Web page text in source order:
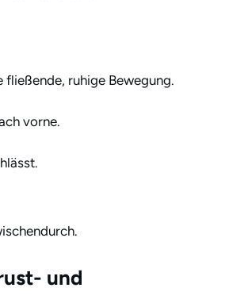
fließende, ruhige Bewegung.
vorne.
und